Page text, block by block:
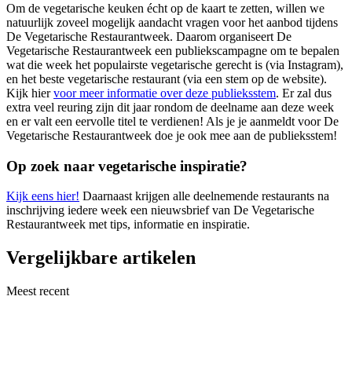
Om de vegetarische keuken écht op de kaart te zetten, willen we
natuurlijk zoveel mogelijk aandacht vragen voor het aanbod tijdens
De Vegetarische Restaurantweek. Daarom organiseert De
Vegetarische Restaurantweek een publiekscampagne om te bepalen
wat die week het populairste vegetarische gerecht is (via Instagram),
en het beste vegetarische restaurant (via een stem op de website).
Kijk hiervoor meer informatie over deze publieksstem. Er zal dus
extra veel reuring zijn dit jaar rondom de deelname aan deze week
en er valt een eervolle titel te verdienen! Als je je aanmeldt voor De
Vegetarische Restaurantweek doe je ook mee aan de publieksstem!
Op zoek naar vegetarische inspiratie?
Kijk eens hier! Daarnaast krijgen alle deelnemende restaurants na
inschrijving iedere week een nieuwsbrief van De Vegetarische
Restaurantweek met tips, informatie en inspiratie.
Vergelijkbare artikelen
Meest recent